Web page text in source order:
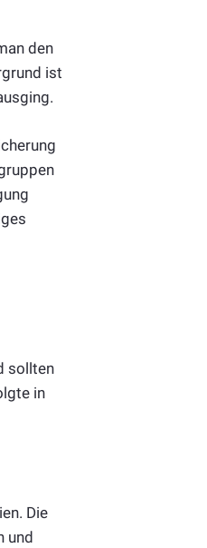
den
ist
sollten
in
Die
und